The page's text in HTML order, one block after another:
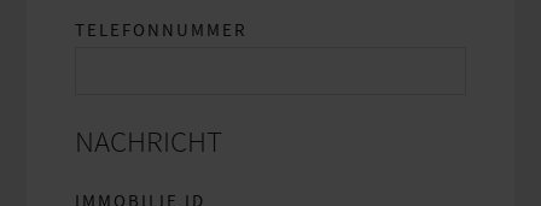
TELEFONNUMMER
NACHRICHT
IMMOBILIE ID